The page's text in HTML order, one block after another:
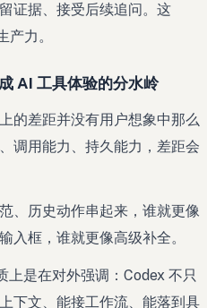
证据、接受后续追问。这
产力。
AI 工具体验的分水岭
的差距并没有用户想象中那么
调用能力、持久能力，差距会
、历史动作串起来，谁就更像
入框，谁就更像高级补全。
上是在对外强调：Codex 不只
下文、能接工作流、能落到具